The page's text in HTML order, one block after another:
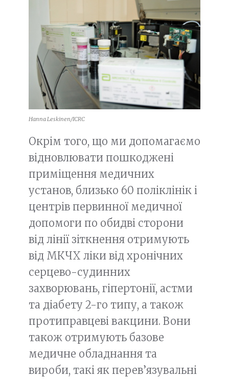
Hanna Leskinen/ICRC
Окрім того, що ми допомагаємо
відновлювати пошкоджені
приміщення медичних
установ, близько 60 поліклінік і
центрів первинної медичної
допомоги по обидві сторони
від лінії зіткнення отримують
від МКЧХ ліки від хронічних
серцево-судинних
захворювань, гіпертонії, астми
та діабету 2-го типу, а також
протиправцеві вакцини. Вони
також отримують базове
медичне обладнання та
вироби, такі як перев’язувальні